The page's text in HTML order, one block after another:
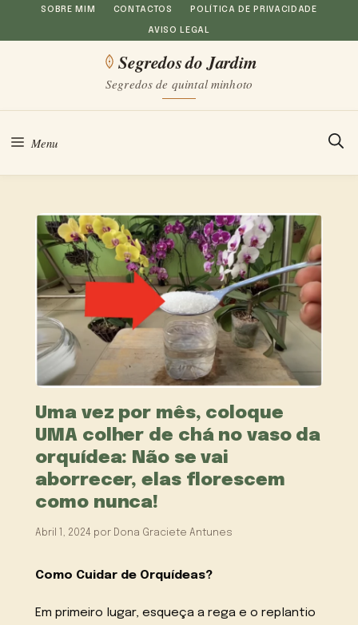
Saltar
para
SOBRE MIM CONTACTOS POLÍTICA DE PRIVACIDADE
AVISO LEGAL
Segredos do Jardim
Segredos de quintal minhoto
Menu
Uma vez por mês, coloque
UMA colher de chá no vaso da
orquídea: Não se vai
aborrecer, elas florescem
como nunca!
Abril 1, 2024 por Dona Graciete Antunes
Como Cuidar de Orquídeas?
Em primeiro lugar, esqueça a rega e o replantio